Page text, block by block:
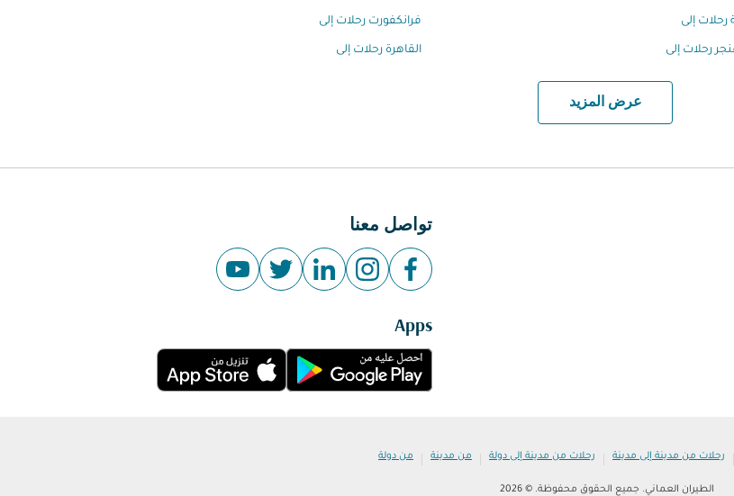
رحلات إلى فرانكفورت رحلات إلى
رحلات إلى القاهرة رحلات إلى
عرض المزيد
تواصل معنا
Apps
| رحلات من مدينة إلى مدينة | رحلات من مدينة إلى دولة | من مدينة | من دولة
الطيران العماني. جميع الحقوق محفوظة. © 2026